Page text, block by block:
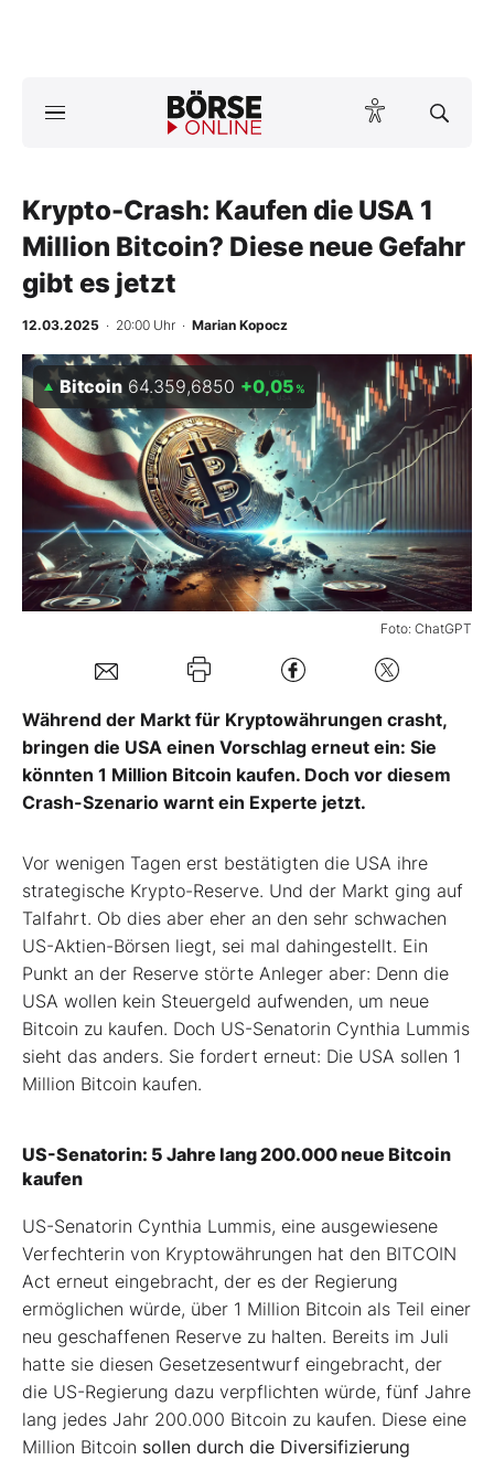
ktuelle Ausgabe BÖRSE ONLINE lesen
News
Anlageprodukte
Finanz-Check
Abo & Shop
BO-Musterdepots
Experten
Mein B:O
Mein Konto
Folgen Sie uns
Kontakt
Krypto-Crash: Kaufen die USA 1
Million Bitcoin? Diese neue Gefahr
gibt es jetzt
12.03.2025 · 20:00 Uhr · Marian Kopocz
Foto: ChatGPT
Bitcoin 64.359,6850 +0,05 %
Während der Markt für Kryptowährungen crasht,
bringen die USA einen Vorschlag erneut ein: Sie
könnten 1 Million Bitcoin kaufen. Doch vor diesem
Crash-Szenario warnt ein Experte jetzt.
Vor wenigen Tagen erst bestätigten die USA ihre
strategische Krypto-Reserve. Und der Markt ging auf
Talfahrt. Ob dies aber eher an den sehr schwachen
US-Aktien-Börsen liegt, sei mal dahingestellt. Ein
Punkt an der Reserve störte Anleger aber: Denn die
USA wollen kein Steuergeld aufwenden, um neue
Bitcoin zu kaufen. Doch US-Senatorin Cynthia Lummis
sieht das anders. Sie fordert erneut: Die USA sollen 1
Million Bitcoin kaufen.
US-Senatorin: 5 Jahre lang 200.000 neue Bitcoin
kaufen
US-Senatorin Cynthia Lummis, eine ausgewiesene
Verfechterin von Kryptowährungen hat den BITCOIN
Act erneut eingebracht, der es der Regierung
ermöglichen würde, über 1 Million Bitcoin als Teil einer
neu geschaffenen Reserve zu halten. Bereits im Juli
hatte sie diesen Gesetzesentwurf eingebracht, der
die US-Regierung dazu verpflichten würde, fünf Jahre
lang jedes Jahr 200.000 Bitcoin zu kaufen. Diese eine
Million Bitcoin sollen durch die Diversifizierung